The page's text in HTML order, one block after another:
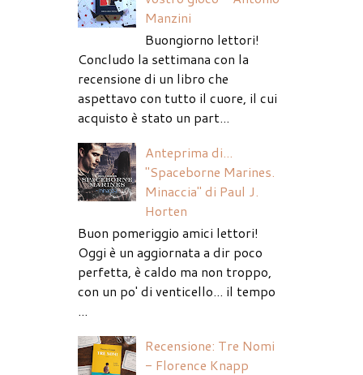
Manzini
Buongiorno lettori!
Concludo la settimana con la
recensione di un libro che
aspettavo con tutto il cuore, il cui
acquisto è stato un part...
Anteprima di...
"Spaceborne Marines.
Minaccia" di Paul J.
Horten
Buon pomeriggio amici lettori!
Oggi è un aggiornata a dir poco
perfetta, è caldo ma non troppo,
con un po' di venticello... il tempo
...
Recensione: Tre Nomi
- Florence Knapp